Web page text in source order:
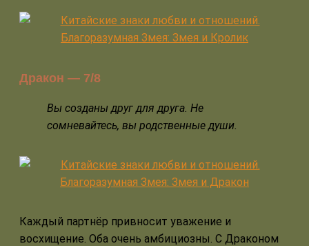
Дракон — 7/8
Вы созданы друг для друга. Не
сомневайтесь, вы родственные души.
Каждый партнёр привносит уважение и
восхищение. Оба очень амбициозны. С Драконом